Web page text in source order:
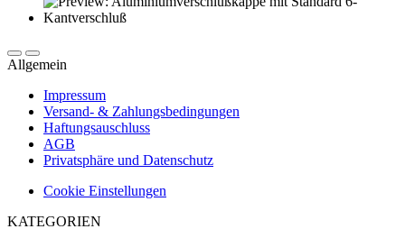
Allgemein
Impressum
Versand- & Zahlungsbedingungen
Haftungsauschluss
AGB
Privatsphäre und Datenschutz
Cookie Einstellungen
KATEGORIEN